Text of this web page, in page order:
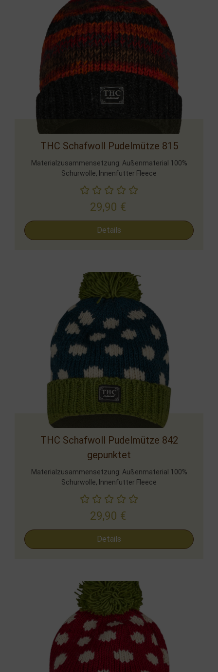
THC Schafwoll Pudelmütze 815
Materialzusammensetzung: Außenmaterial 100%
Schurwolle, Innenfutter Fleece
29,90 €
Details
THC Schafwoll Pudelmütze 842
gepunktet
Materialzusammensetzung: Außenmaterial 100%
Schurwolle, Innenfutter Fleece
29,90 €
Details